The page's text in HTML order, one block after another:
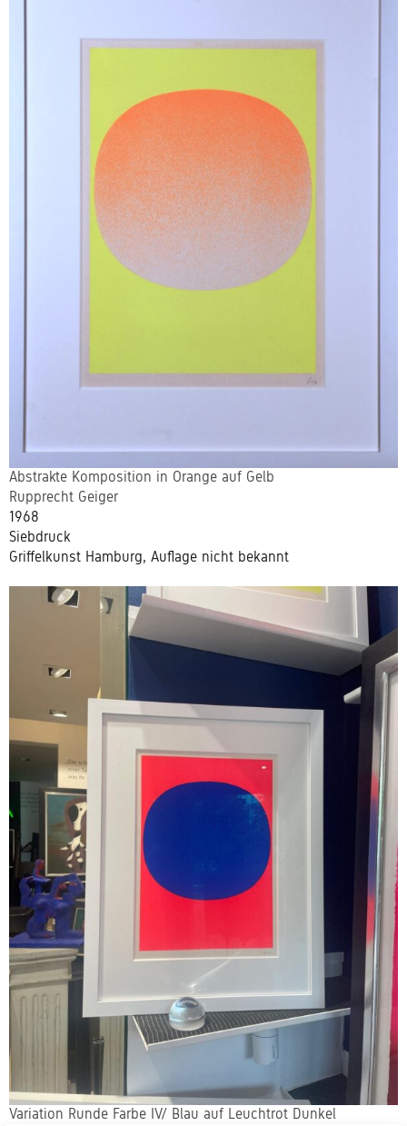
Abstrakte Komposition in Orange auf Gelb
Rupprecht Geiger
1968
Siebdruck
Griffelkunst Hamburg, Auflage nicht bekannt
Variation Runde Farbe IV/ Blau auf Leuchtrot Dunkel